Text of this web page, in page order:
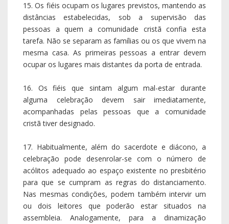
15. Os fiéis ocupam os lugares previstos, mantendo as
distâncias estabelecidas, sob a supervisão das
pessoas a quem a comunidade cristã confia esta
tarefa. Não se separam as famílias ou os que vivem na
mesma casa. As primeiras pessoas a entrar devem
ocupar os lugares mais distantes da porta de entrada.
16. Os fiéis que sintam algum mal-estar durante
alguma celebração devem sair imediatamente,
acompanhadas pelas pessoas que a comunidade
cristã tiver designado.
17. Habitualmente, além do sacerdote e diácono, a
celebração pode desenrolar-se com o número de
acólitos adequado ao espaço existente no presbitério
para que se cumpram as regras do distanciamento.
Nas mesmas condições, podem também intervir um
ou dois leitores que poderão estar situados na
assembleia. Analogamente, para a dinamização